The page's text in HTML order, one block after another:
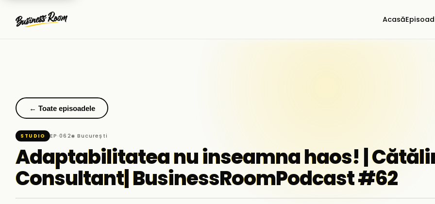
Acasă
← Toate episoadele
STUDIO EP·062◉ București
Adaptabilitatea nu inseamna haos! |
Consultant| BusinessRoomPodcast #62